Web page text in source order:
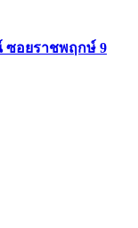
ซอยราชพฤกษ์ 9